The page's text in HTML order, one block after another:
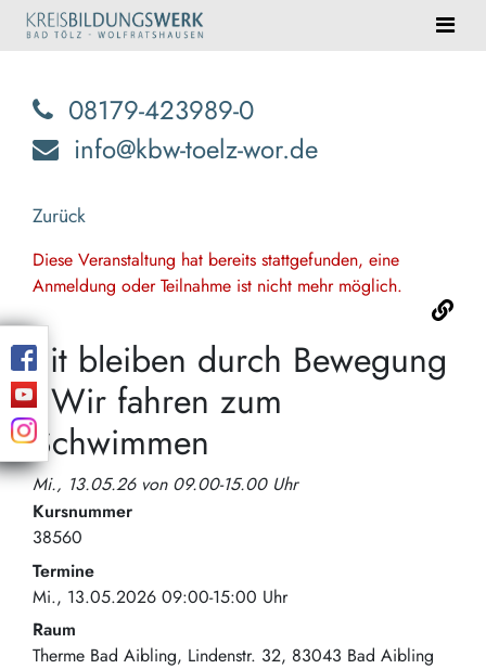
08179-423989-0
info@kbw-toelz-wor.de
Zurück
Diese Veranstaltung hat bereits stattgefunden, eine
Anmeldung oder Teilnahme ist nicht mehr möglich.
Fit bleiben durch Bewegung
- Wir fahren zum
Schwimmen
Mi., 13.05.26 von 09.00-15.00 Uhr
Kursnummer
38560
Termine
Mi., 13.05.2026 09:00-15:00 Uhr
Raum
Therme Bad Aibling Lindenstr. 32 83043 Bad Aibling